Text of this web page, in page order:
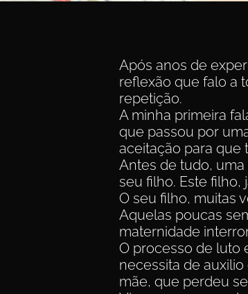
Após anos de
reflexão que falo a
repetição.
A minha primeira
que passou por
aceitação para que
Antes de tudo,
seu filho. Este filho,
O seu filho, muitas
Aquelas poucas
maternidade
O processo de luto
necessita de
mãe, que perdeu